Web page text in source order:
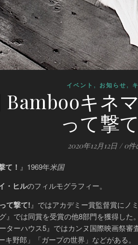
イベント , お知らせ,
Bambooキネ
って撃
2020年12月12日 / 0件
て！ 』1969年米国
・ヒルのフィルモグラフィー。
て撃て! 』ではアカデミー賞監督賞にノミ
』では同賞を受賞の他8部門を獲得した。
ターハウス5』ではカンヌ国際映画祭審
キ野郎」「ガープの世界」などがある。